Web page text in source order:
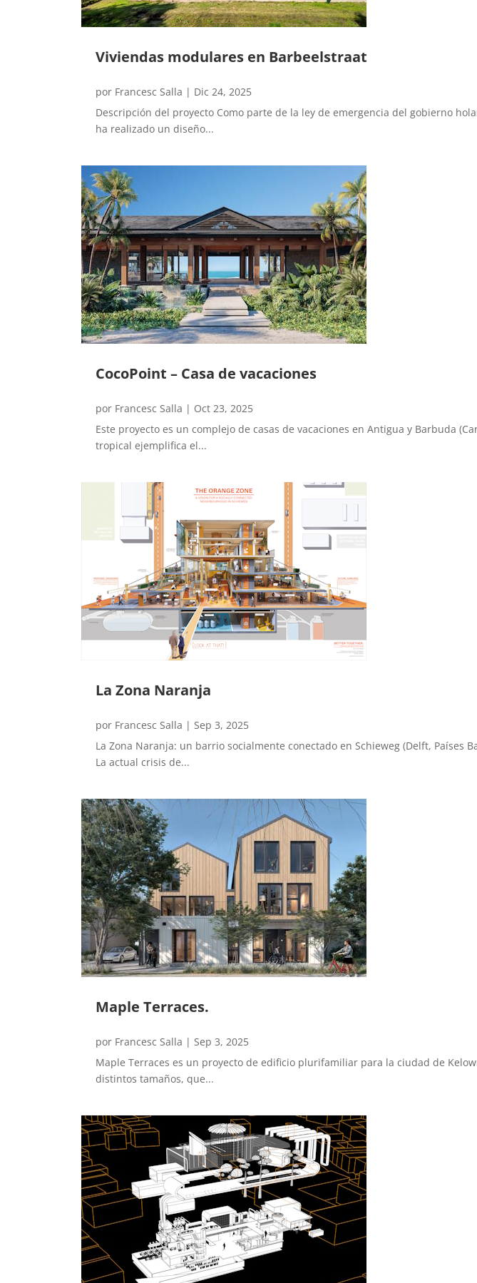
Viviendas modulares en Barbeelstraat
por Francesc Salla | Dic 24, 2025
Descripción del proyecto Como parte de la ley de emergencia del gobierno
ha realizado un diseño...
CocoPoint – Casa de vacaciones
por Francesc Salla | Oct 23, 2025
Este proyecto es un complejo de casas de vacaciones en Antigua y Barbuda
tropical ejemplifica el...
La Zona Naranja
por Francesc Salla |Sep 3, 2025
La Zona Naranja: un barrio socialmente conectado en Schieweg (Delft, Países
La actual crisis de...
Maple Terraces.
por Francesc Salla |Sep 3, 2025
Maple Terraces es un proyecto de edificio plurifamiliar para la ciudad de
distintos tamaños, que...